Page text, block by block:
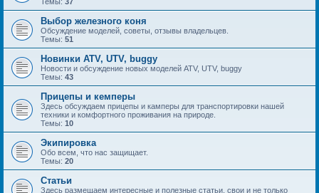
Выбор железного коня
Обсуждение моделей, советы, отзывы владельцев.
Темы: 51
Новинки ATV, UTV, buggy
Новости и обсуждение новых моделей ATV, UTV, buggy
Темы: 43
Прицепы и кемперы
Здесь обсуждаем прицепы и камперы для транспортировки нашей
техники и комфортного проживания на природе.
Темы: 10
Экипировка
Обо всем, что нас защищает.
Темы: 20
Статьи
Здесь размещаем интересные и полезные статьи, свои и не только